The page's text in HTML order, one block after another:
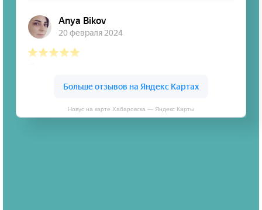
Новус на карте Хабаровска — Яндекс Карты